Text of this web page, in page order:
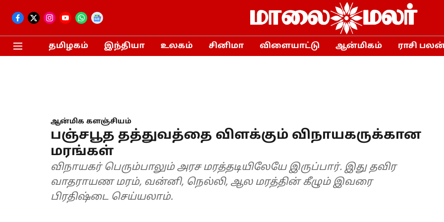
தமிழகம் இந்தியா உலகம் சினிமா விளையாட்டு ஆன்மிகம் ராசி
ஆன்மிக களஞ்சியம்
பஞ்சபூத தத்துவத்தை விளக்கும் விநாயகருக்கான
மரங்கள்
விநாயகர் பெரும்பாலும் அரச மரத்தடியிலேயே இருப்பார். இது தவிர
வாதராயண மரம், வன்னி, நெல்லி, ஆல மரத்தின் கீழும் இவரை
பிரதிஷ்டை செய்யலாம்.